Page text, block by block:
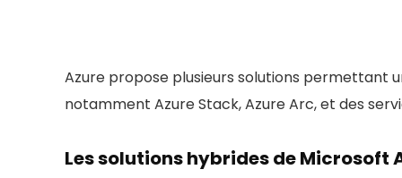
Azure propose plusieurs solutions permettant
notamment Azure Stack, Azure Arc, et des
Les solutions hybrides de Microsoft